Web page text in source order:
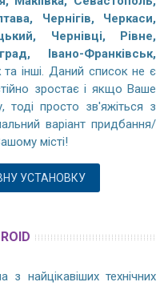
Чернігів, Черкаси,
Чернівці, Рівне,
Івано-Франківськ,
та інші. Даний список не є
зростає і якщо Ваше
тоді просто зв'яжіться з
варіант придбання/
місті!
УСТАНОВКУ
найцікавіших технічних